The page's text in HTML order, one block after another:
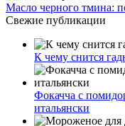
Масло черного тмина:
Свежие публикации
К чему снится
Фокачча с
итальянски